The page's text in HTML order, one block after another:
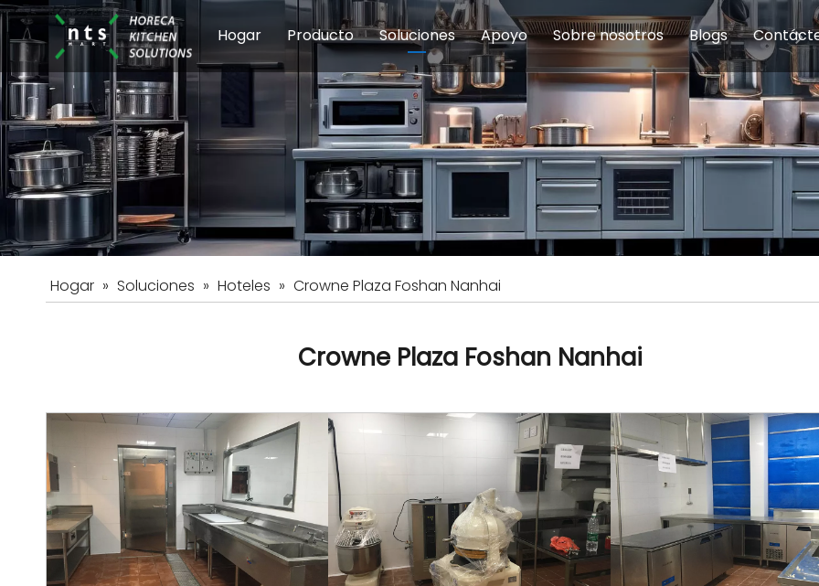
Hogar Producto
Equipos de cocina modulares Equipos de Concesión Equipo
Equipo de preparación de alimentosEquipo de panadería Equipo
Soluciones
Escuelas y educación Comedor del personal
Hoteles Restaurante y comida
Apoyo
Servicio Preguntas
Sobre nosotros
Introducción de la empresa
Blogs
Hogar » Soluciones » Hoteles » Crowne Plaza Foshan Nanhai
Crowne Plaza Foshan Nanhai